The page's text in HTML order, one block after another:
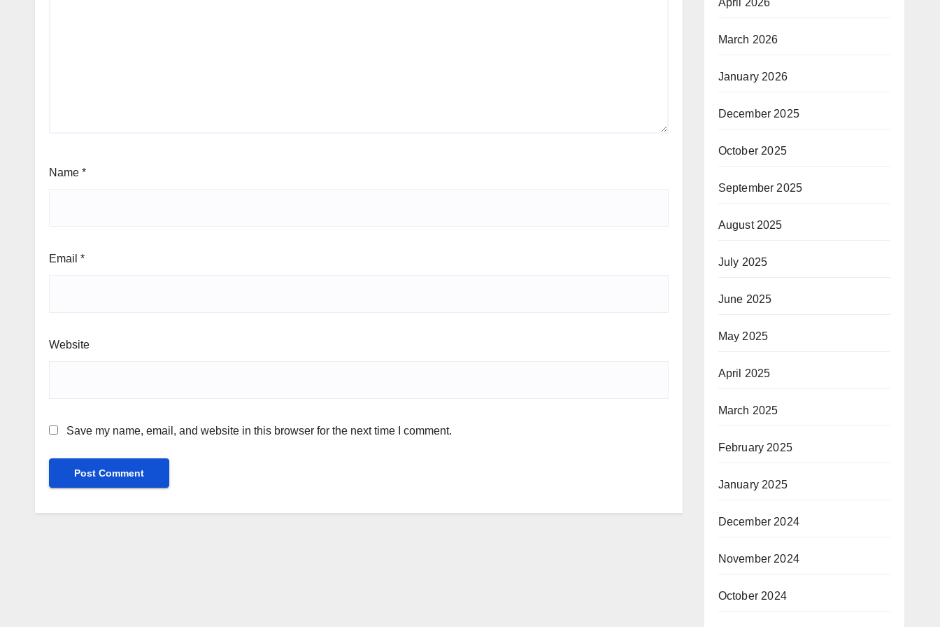
Name *
Email *
Website
Save my name, email, and website in this browser for the next time I comment.
April 2026
March 2026
January 2026
December 2025
October 2025
September 2025
August 2025
July 2025
June 2025
May 2025
April 2025
March 2025
February 2025
January 2025
December 2024
November 2024
October 2024